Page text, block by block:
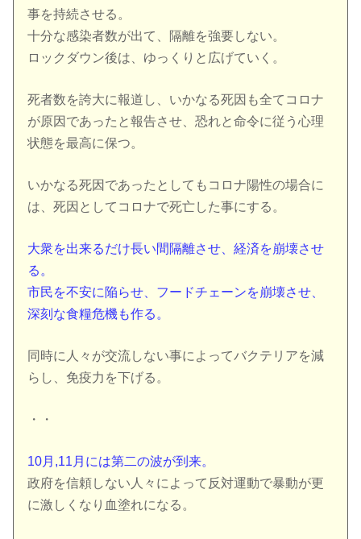
事を持続させる 。
十分な感染者数が出て、隔離を強要しない。
ロック ダウン後は、ゆっくりと広げていく。
死者数を誇大に報道し、いかなる死因も全てコロナ
が原因であった と報告させ、恐れと命令に従う心理
状態を最高に保つ。
いかなる死因であったとしてもコロナ陽性の場合に
は、死因として コロナで死亡した事にする。
大衆を出来るだけ長い間隔離させ、経済を崩壊させ
る。
市民を不安に陥らせ、フードチェーンを崩壊させ、
深刻な食糧危機も作る。
同時に人々が交流しない事によってバクテリアを減
らし、免疫力を下げる。
・・
10月,11月には第二の波が到来。
政府を信頼しない人々によって反対運動で暴動が更
に激しくなり血塗れになる。